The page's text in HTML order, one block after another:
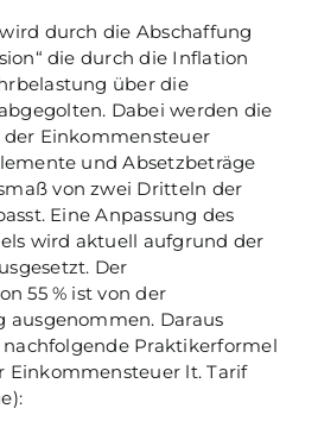
durch die Abschaffung
die durch die Inflation
über die
Dabei werden die
Einkommensteuer
und Absetzbeträge
von zwei Dritteln der
Eine Anpassung des
wird aktuell aufgrund der
Der
55 % ist von der
ausgenommen. Daraus
Praktikerformel
Einkommensteuer lt. Tarif